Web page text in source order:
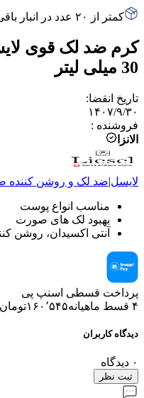
کمتر از ۲۰ عدد در انبار باقی مانده
30 میلی لیتر
تاریخ انقضا:
۱۴۰۷/۹/۳۰
فروشنده :
الانزا
لایسل|ضد لک و روشن کننده
مناسب انواع پوست
بهبود لک های صورت
آنتی اکسیدان، روشن
پرداخت قسطی اسنپ پی
۴ قسط ماهیانه
۱۶۰٬۵۴۵تومان
دیدگاه کاربران
۰ دیدگاه
ثبت نظر